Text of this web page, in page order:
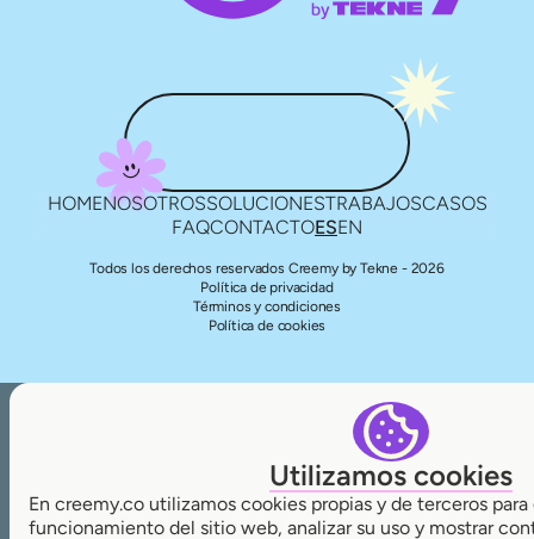
HOMENOSOTROSSOLUCIONESTRABAJOSCASOS
FAQCONTACTOESEN
Todos los derechos reservados Creemy by Tekne - 2026
Política de privacidad
Términos y condiciones
Política de cookies
Utilizamos cookies
En creemy.co utilizamos cookies propias y de terceros
funcionamiento del sitio web, analizar su uso y mostrar